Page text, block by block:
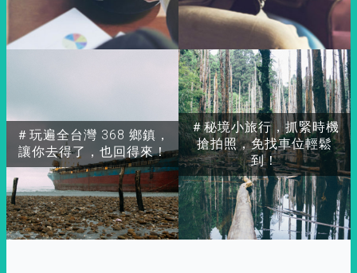
＃玩遍全台灣 368 鄉鎮，
讓你去得了，也回得來！
＃秘境小旅行，抓緊時機
搶拍照，免找車位輕鬆
到！